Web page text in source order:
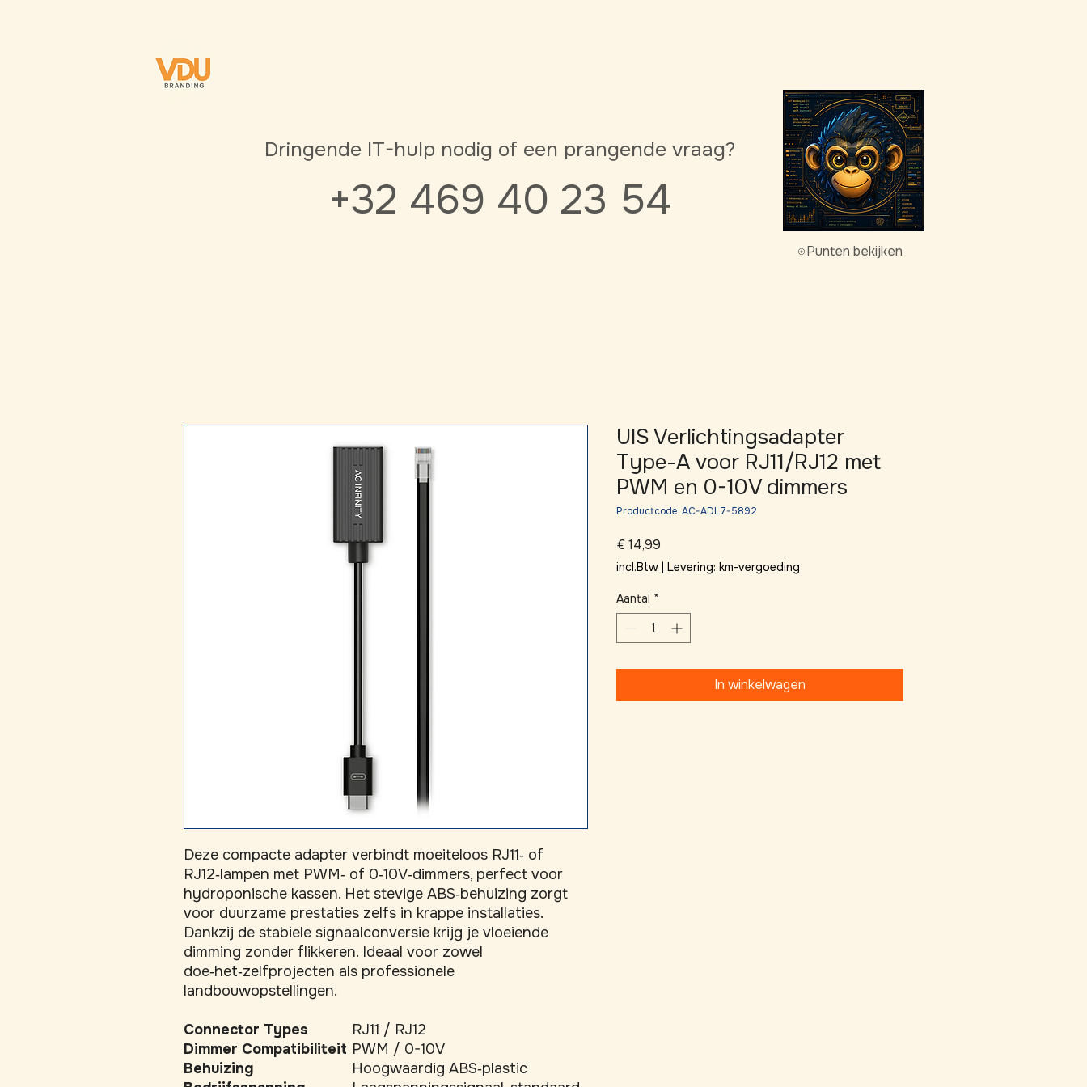
Dringende IT-hulp nodig of een prangende vraag?
+32 469 40 23 54
Punten bekijken
Deze compacte adapter verbindt moeiteloos RJ11‑ of
RJ12‑lampen met PWM‑ of 0‑10V‑dimmers, perfect voor
hydroponische kassen. Het stevige ABS‑behuizing zorgt
voor duurzame prestaties zelfs in krappe installaties.
Dankzij de stabiele signaalconversie krijg je vloeiende
dimming zonder flikkeren. Ideaal voor zowel
doe‑het‑zelfprojecten als professionele
landbouwopstellingen.
Connector Types
RJ11 / RJ12
Dimmer Compatibiliteit PWM / 0-10V
Behuizing
Hoogwaardig ABS‑plastic
UIS Verlichtingsadapter
Type-A voor RJ11/RJ12 met
PWM en 0-10V dimmers
Productcode: AC-ADL7-5892
€ 14,99
incl.Btw | Levering: km-vergoeding
Aantal *
In winkelwagen